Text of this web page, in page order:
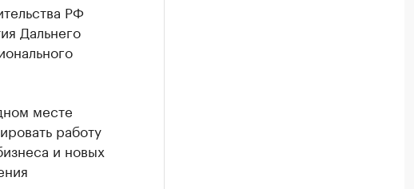
РФ
Дальнего
месте
работу
и новых